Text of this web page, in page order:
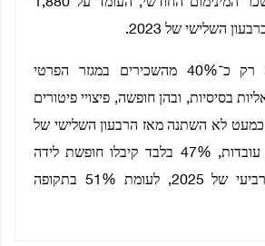
מהנתונים עולה כי רק כ־40% מהשכירים במגזר הפרטי
בסיסיות, ובהן חופשה, פיצויי פיטורים
כמעט לא השתנה מאז הרבעון השלישי של
2023. בקרב נשים עובדות, 47% בלבד קיבלו חופשת לידה
בתשלום ברבעון הרביעי של 2025, לעומת 51% בתקופה